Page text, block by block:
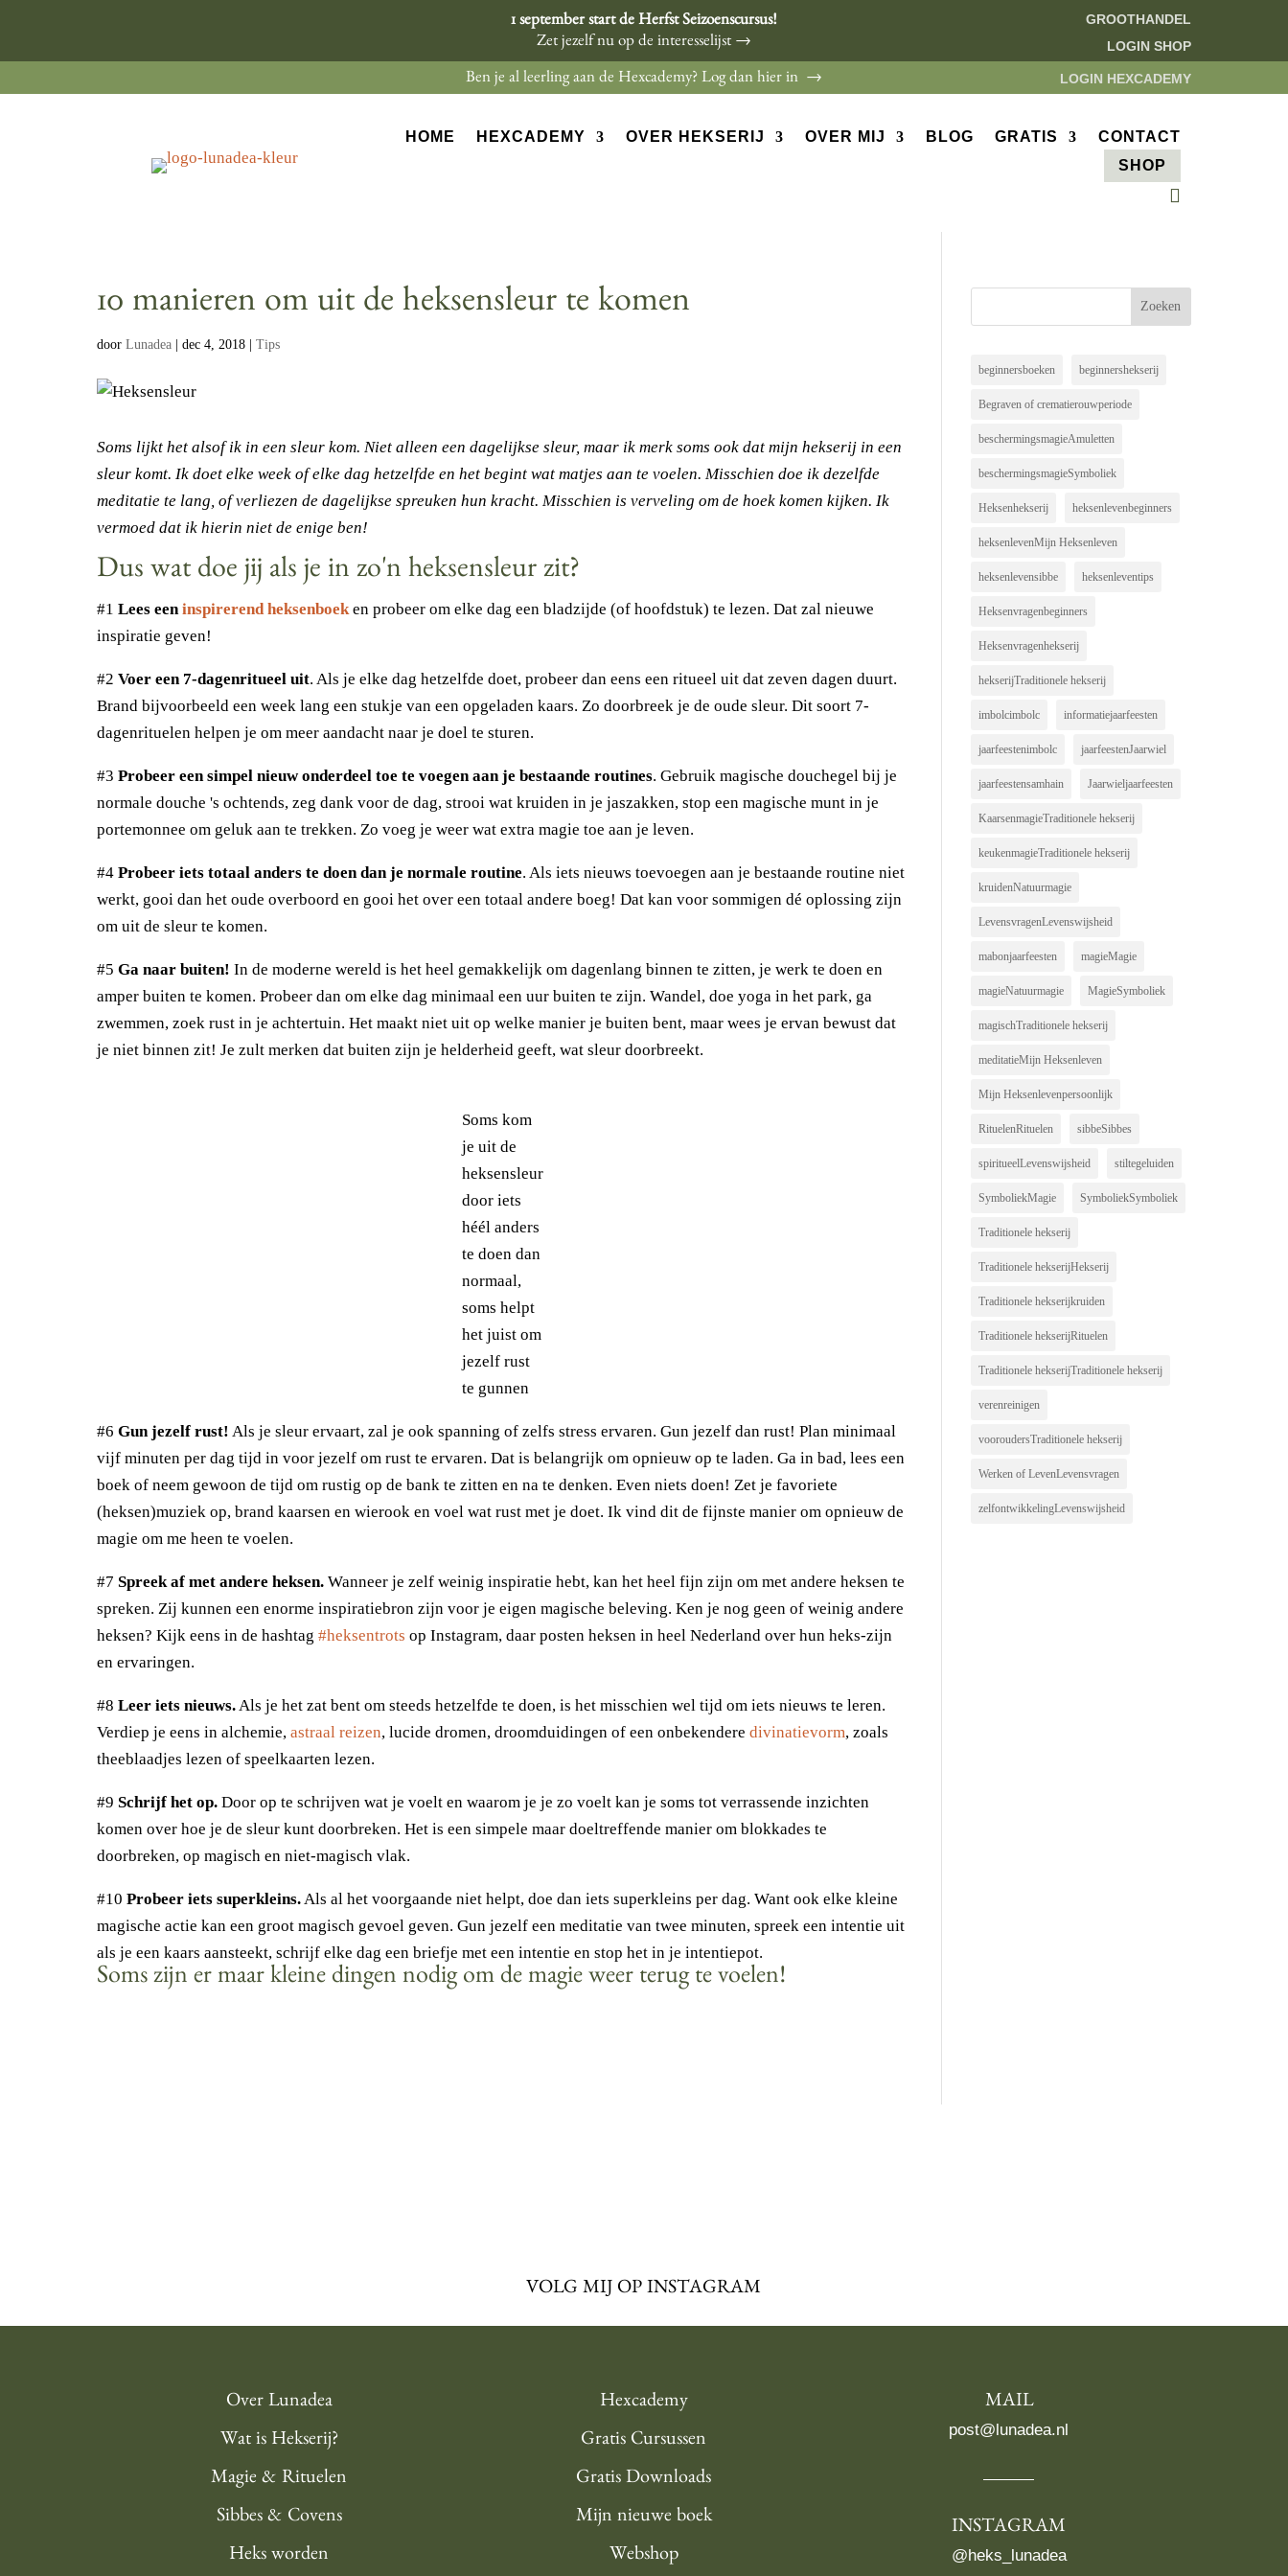
1 september start de Herfst Seizoenscursus!
Zet jezelf nu op de interesselijst →
GROOTHANDEL
LOGIN SHOP
Ben je al leerling aan de Hexcademy? Log dan hier in → LOGIN HEXCADEMY
HOME HEXCADEMY OVER HEKSERIJ OVER MIJ BLOG GRATIS
CONTACT
SHOP
10 manieren om uit de heksensleur te komen
door Lunadea| dec 4, 2018| Tips
Soms lijkt het alsof ik in een sleur kom. Niet alleen een dagelijkse sleur, maar ik merk soms ook dat mijn hekserij in een
sleur komt. Ik doet elke week of elke dag hetzelfde en het begint wat matjes aan te voelen. Misschien doe ik dezelfde
meditatie te lang, of verliezen de dagelijkse spreuken hun kracht. Misschien is verveling om de hoek komen kijken. Ik
vermoed dat ik hierin niet de enige ben!
Dus wat doe jij als je in zo'n heksensleur zit?
#1 Lees eeninspirerend heksenboeken probeer om elke dag een bladzijde (of hoofdstuk) te lezen. Dat zal nieuwe
inspiratie geven!
#2 Voer een 7-dagenritueel uit. Als je elke dag hetzelfde doet, probeer dan eens een ritueel uit dat zeven dagen duurt.
Brand bijvoorbeeld een week lang een stukje van een opgeladen kaars. Zo doorbreek je de oude sleur. Dit soort 7-
dagenrituelen helpen je om meer aandacht naar je doel te sturen.
#3 Probeer een simpel nieuw onderdeel toe te voegen aan je bestaande routines. Gebruik magische douchegel bij je
normale douche 's ochtends, zeg dank voor de dag, strooi wat kruiden in je jaszakken, stop een magische munt in je
portemonnee om geluk aan te trekken. Zo voeg je weer wat extra magie toe aan je leven.
#4 Probeer iets totaal anders te doen dan je normale routine. Als iets nieuws toevoegen aan je bestaande routine niet
werkt, gooi dan het oude overboord en gooi het over een totaal andere boeg! Dat kan voor sommigen dé oplossing zijn
om uit de sleur te komen.
#5 Ga naar buiten! In de moderne wereld is het heel gemakkelijk om dagenlang binnen te zitten, je werk te doen en
amper buiten te komen. Probeer dan om elke dag minimaal een uur buiten te zijn. Wandel, doe yoga in het park, ga
zwemmen, zoek rust in je achtertuin. Het maakt niet uit op welke manier je buiten bent, maar wees je ervan bewust dat
je niet binnen zit! Je zult merken dat buiten zijn je helderheid geeft, wat sleur doorbreekt.
Soms kom
je uit de
heksensleur
door iets
héél anders
te doen dan
normaal,
soms helpt
het juist om
jezelf rust
te gunnen
#6 Gun jezelf rust! Als je sleur ervaart, zal je ook spanning of zelfs stress ervaren. Gun jezelf dan rust! Plan minimaal
vijf minuten per dag tijd in voor jezelf om rust te ervaren. Dat is belangrijk om opnieuw op te laden. Ga in bad, lees een
boek of neem gewoon de tijd om rustig op de bank te zitten en na te denken. Even niets doen! Zet je favoriete
(heksen)muziek op, brand kaarsen en wierook en voel wat rust met je doet. Ik vind dit de fijnste manier om opnieuw de
magie om me heen te voelen.
#7 Spreek af met andere heksen.Wanneer je zelf weinig inspiratie hebt, kan het heel fijn zijn om met andere heksen te
spreken. Zij kunnen een enorme inspiratiebron zijn voor je eigen magische beleving. Ken je nog geen of weinig andere
heksen? Kijk eens in de hashtag #heksentrots op Instagram, daar posten heksen in heel Nederland over hun heks-zijn
en ervaringen.
#8 Leer iets nieuws.Als je het zat bent om steeds hetzelfde te doen, is het misschien wel tijd om iets nieuws te leren.
Verdiep je eens in alchemie, astraal reizen, lucide dromen, droomduidingen of een onbekendere divinatievorm, zoals
theeblaadjes lezen of speelkaarten lezen.
#9 Schrijf het op.Door op te schrijven wat je voelt en waarom je je zo voelt kan je soms tot verrassende inzichten
komen over hoe je de sleur kunt doorbreken. Het is een simpele maar doeltreffende manier om blokkades te
doorbreken, op magisch en niet-magisch vlak.
#10 Probeer iets superkleins.Als al het voorgaande niet helpt, doe dan iets superkleins per dag. Want ook elke kleine
magische actie kan een groot magisch gevoel geven. Gun jezelf een meditatie van twee minuten, spreek een intentie uit
als je een kaars aansteekt, schrijf elke dag een briefje met een intentie en stop het in je intentiepot.
Soms zijn er maar kleine dingen nodig om de magie weer terug te voelen!
beginnersboeken beginnershekserij
Begraven of crematierouwperiode
beschermingsmagieAmuletten
beschermingsmagieSymboliek
Heksenhekserij heksenlevenbeginners
heksenlevenMijn Heksenleven
heksenlevensibbe heksenleventips
Heksenvragenbeginners
Heksenvragenhekserij
hekserijTraditionele hekserij
imbolcimbolc informatiejaarfeesten
jaarfeestenimbolc jaarfeestenJaarwiel
jaarfeestensamhain Jaarwieljaarfeesten
KaarsenmagieTraditionele hekserij
keukenmagieTraditionele hekserij
kruidenNatuurmagie
LevensvragenLevenswijsheid
mabonjaarfeesten magieMagie
magieNatuurmagie MagieSymboliek
magischTraditionele hekserij
meditatieMijn Heksenleven
Mijn Heksenlevenpersoonlijk
RituelenRituelen sibbeSibbes
spiritueelLevenswijsheid stiltegeluiden
SymboliekMagie SymboliekSymboliek
Traditionele hekserij
Traditionele hekserijHekserij
Traditionele hekserijkruiden
Traditionele hekserijRituelen
Traditionele hekserijTraditionele hekserij
verenreinigen
vooroudersTraditionele hekserij
Werken of LevenLevensvragen
zelfontwikkelingLevenswijsheid
VOLG MIJ OP INSTAGRAM
Over Lunadea
Wat is Hekserij?
Magie & Rituelen
Sibbes & Covens
Heks worden
Hexcademy
Gratis Cursussen
Gratis Downloads
Mijn nieuwe boek
Webshop
MAIL
post@lunadea.nl
INSTAGRAM
@heks_lunadea